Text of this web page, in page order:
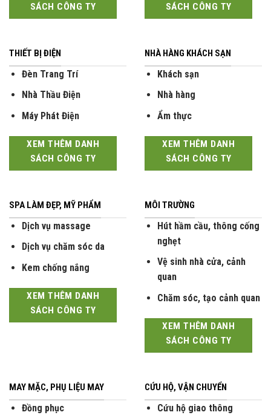
SÁCH CÔNG TY
SÁCH CÔNG TY
THIẾT BỊ ĐIỆN
Đèn Trang Trí
Nhà Thầu Điện
Máy Phát Điện
XEM THÊM DANH
SÁCH CÔNG TY
NHÀ HÀNG KHÁCH SẠN
Khách sạn
Nhà hàng
Ẩm thực
XEM THÊM DANH
SÁCH CÔNG TY
SPA LÀM ĐẸP, MỸ PHẨM
Dịch vụ massage
Dịch vụ chăm sóc da
Kem chống nắng
XEM THÊM DANH
SÁCH CÔNG TY
MÔI TRƯỜNG
Hút hầm cầu, thông cống
nghẹt
Vệ sinh nhà cửa, cảnh
quan
Chăm sóc, tạo cảnh quan
XEM THÊM DANH
SÁCH CÔNG TY
MAY MẶC, PHỤ LIỆU MAY
Đồng phục
CỨU HỘ, VẬN CHUYỂN
Cứu hộ giao thông